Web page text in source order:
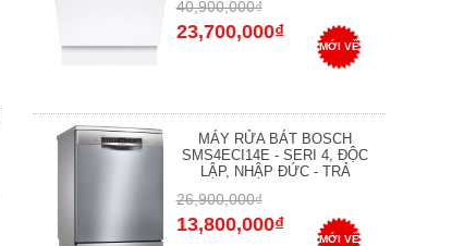
40,900,000₫
23,700,000₫
MỚI VỀ
MÁY RỬA BÁT BOSCH
SMS4ECI14E - SERI 4, ĐỘC
LẬP, NHẬP ĐỨC - TRẢ
26,900,000₫
13,800,000₫
MỚI VỀ